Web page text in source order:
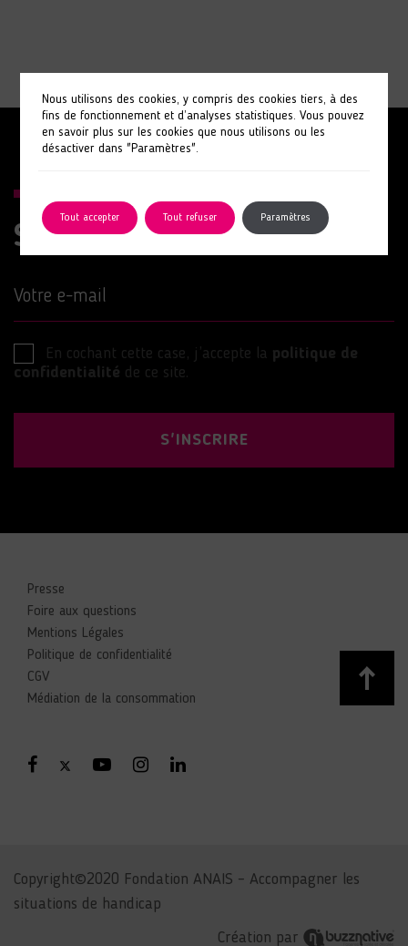
Suivez nos actions
Votre e-mail
En cochant cette case, j’accepte la politique de
confidentialité de ce site.
S'INSCRIRE
Presse
Foire aux questions
Mentions Légales
Politique de confidentialité
CGV
Médiation de la consommation
Copyright©2020 Fondation ANAIS – Accompagner les
situations de handicap
Création par
Nous utilisons des cookies, y compris des cookies tiers, à des
fins de fonctionnement et d’analyses statistiques. Vous pouvez
en savoir plus sur les cookies que nous utilisons ou les
désactiver dans "Paramètres".
Tout accepter Tout refuser Paramètres